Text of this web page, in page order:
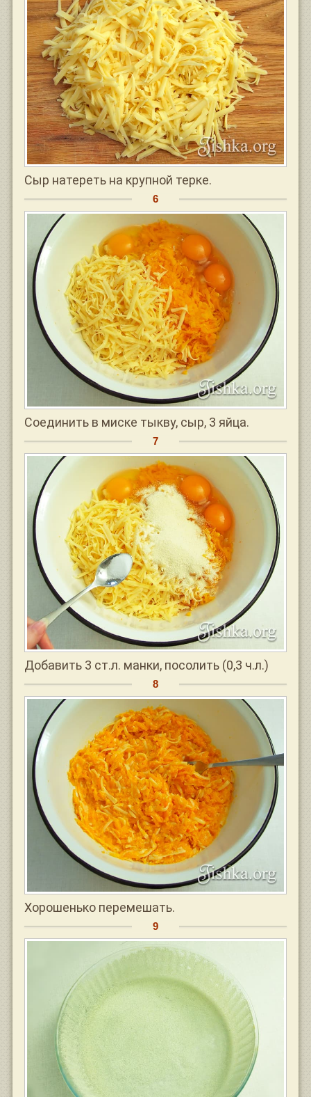
Сыр натереть на крупной терке.
Соединить в миске тыкву, сыр, 3 яйца.
Добавить 3 ст.л. манки, посолить (0,3 ч.л.)
Хорошенько перемешать.